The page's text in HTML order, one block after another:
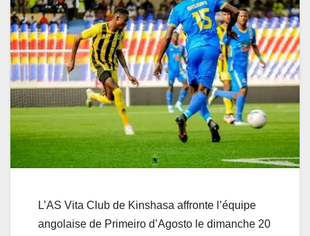
L’AS Vita Club de Kinshasa affronte l’équipe
angolaise de Primeiro d’Agosto le dimanche 20